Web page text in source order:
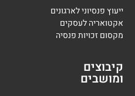
ייעוץ פנסיוני לארגונים
אקטואריה לעסקים
מקסום זכויות פנסיה
קיבוצים
ומושבים